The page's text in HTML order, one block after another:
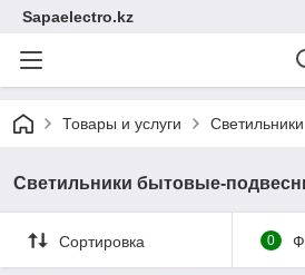
Sapaelectro.kz
Товары и услуги Светильники
Светильники бытовые-
Сортировка 0